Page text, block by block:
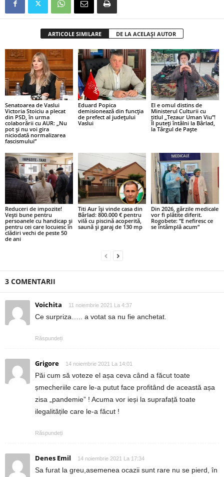
ARTICOLE SIMILARE DE LA ACELAȘI AUTOR
Senatoarea de Vaslui
Victoria Stoiciu a plecat
din PSD, în urma
colaborării cu AUR: „Nu
pot și nu voi gira
niciodată normalizarea
fascismului”
Eduard Popica
demisionează din funcția
de prefect al județului
Vaslui
El e omul distins de
Ministerul Culturii cu
titlul „Tezaur Uman Viu”!
Îl puteți întâlni la Bârlad,
la Târgul de Paște
Reduceri de impozite!
Vești bune pentru
persoanele cu handicap și
pentru cei care locuiesc în
clădiri vechi de peste 50
de ani
Titi Aur își vinde casa din
Bârlad: 800.000 € pentru
vilă cu piscină acoperită,
saună și garaj de 130 mp
Din 2026, gărzile medicale
vor fi plătite diferit.
Rogobete: ”E nefiresc ce
se întâmplă acum”
3 COMENTARII
Voichita 11 noiembrie 2021 La 4:37
Ce surpriza….. a votat sa nu fie anchetat.
Răspundeți
Grigore 14 noiembrie 2021 La 14:01
Păi cum să voteze el așa ceva când a făcut toate
șmecheriile care le-a putut face profitând de această așa
zisa „pandemie” ! Acuma vor ieși la suprafață toate
ilegalitățile care le-a făcut !
Răspundeți
Denes Emil 14 noiembrie 2021 La 17:34
Sa furat la greu,asemenea ocazii sunt rare nu se pierd, în